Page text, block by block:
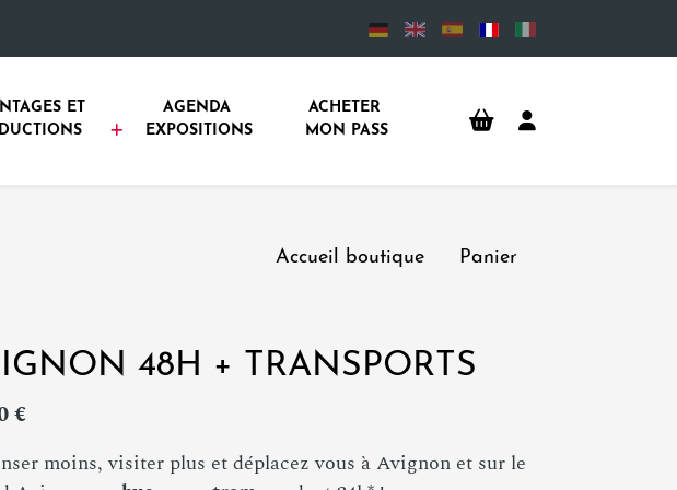
ET
AGENDA
EXPOSITIONS
ACHETER
MON PASS
Accueil boutique Panier
48H + TRANSPORTS
€
moins, visiter plus et déplacez vous à Avignon et sur le